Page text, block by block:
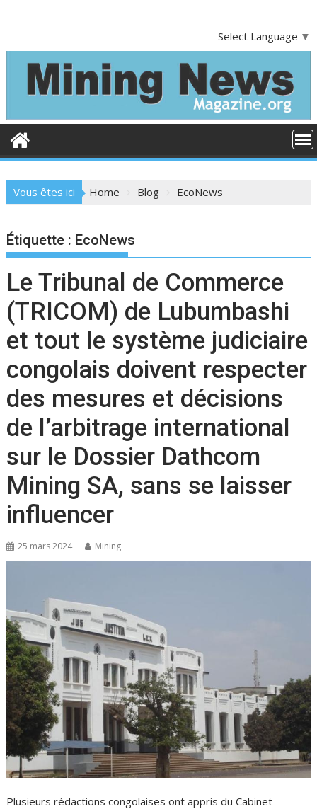
o
t
Select Language ▼
Vous êtes ici Home Blog EcoNews
Étiquette : EcoNews
Le Tribunal de Commerce
(TRICOM) de Lubumbashi
et tout le système judiciaire
congolais doivent respecter
des mesures et décisions
de l’arbitrage international
sur le Dossier Dathcom
Mining SA, sans se laisser
influencer
25 mars 2024 Mining
Plusieurs rédactions congolaises ont appris du Cabinet